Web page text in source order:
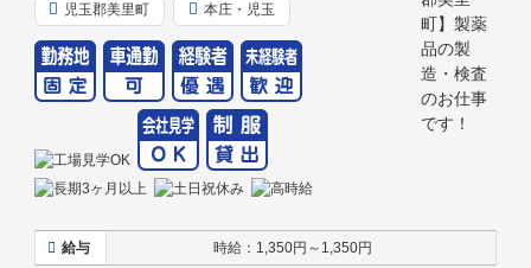
児玉郡美里町
本庄・児玉
給与 時給：1,350円～1,350円